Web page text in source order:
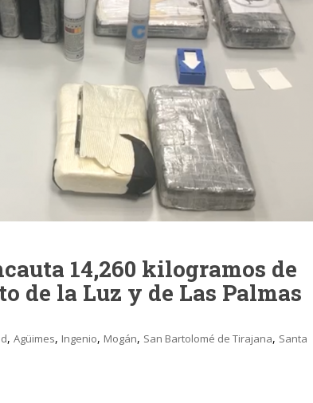
14,260 kilogramos de
de la Luz y de Las Palmas
, Agüimes, Ingenio, Mogán, San Bartolomé de Tirajana, Santa